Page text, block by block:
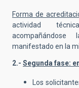
Forma de
actividad
manifestado en la
2.- Segunda fase:
Los